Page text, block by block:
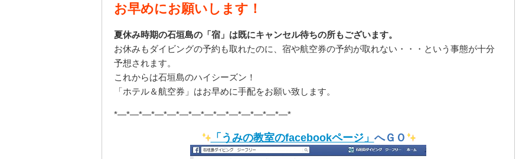
お早めにお願いします！
夏休み時期の石垣島の「宿」は既にキャンセル待ちの所もございます。
お休みもダイビングの予約も取れたのに、宿や航空券の予約が取れない・・・という事態が十分
予想されます。
これからは石垣島のハイシーズン！
「ホテル＆航空券」はお早めに手配をお願い致します。
*—*—*—*—*—*—*—*—*—*—*—*—*—*—*
「うみの教室のfacebookページ」 へＧＯ